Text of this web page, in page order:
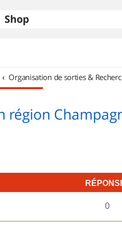
Shop
Organisation de sorties &
région
0R
é